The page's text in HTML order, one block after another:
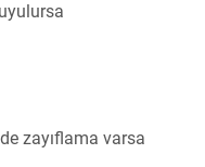
zayıflama varsa